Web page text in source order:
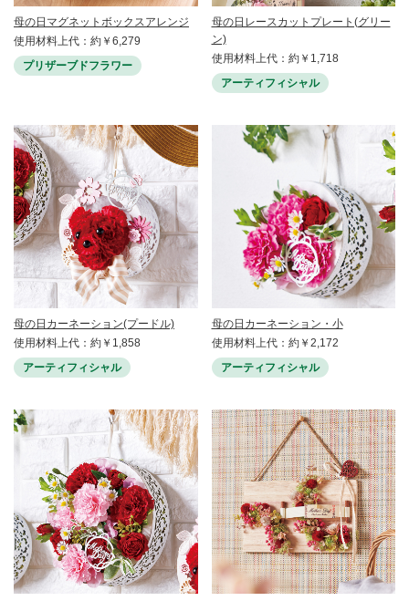
母の日マグネットボックスアレンジ
使用材料上代：約￥6,279
プリザーブドフラワー
母の日レースカットプレート(グリー
ン)
使用材料上代：約￥1,718
アーティフィシャル
母の日カーネーション(プードル)
使用材料上代：約￥1,858
アーティフィシャル
母の日カーネーション・小
使用材料上代：約￥2,172
アーティフィシャル